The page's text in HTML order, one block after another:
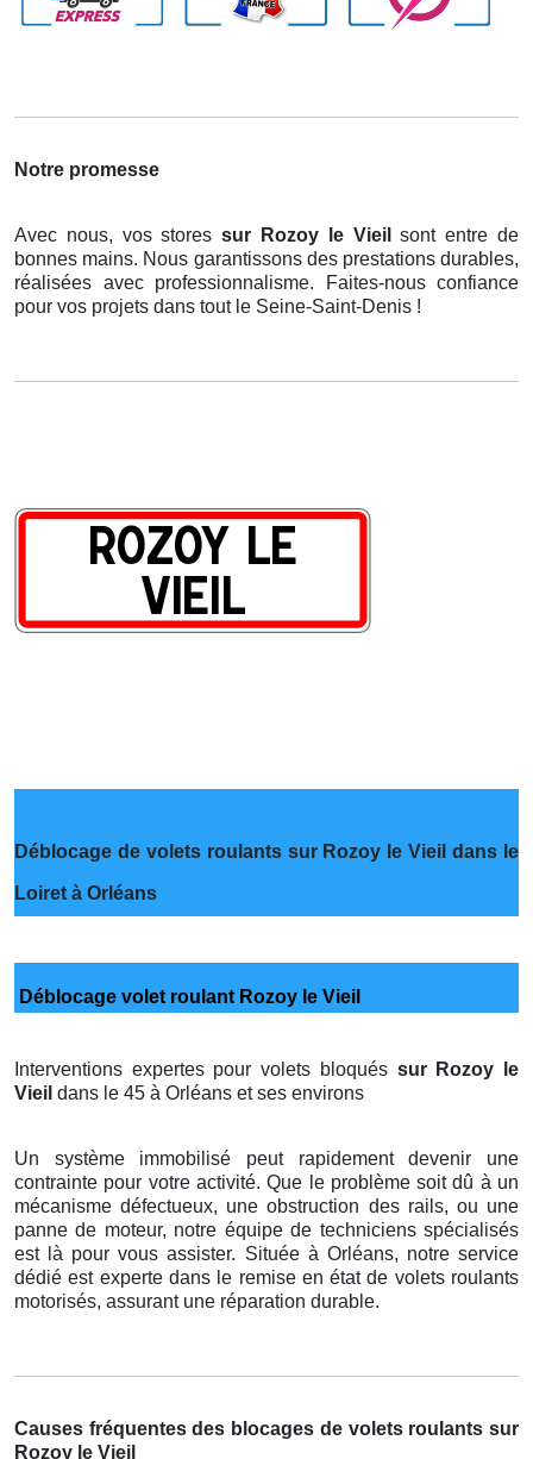
Notre promesse
Avec nous, vos storessur Rozoy le Vieilsont entre de
bonnes mains. Nous garantissons des prestations durables,
réalisées avec professionnalisme. Faites-nous confiance
pour vos projets dans tout le Seine-Saint-Denis !
Déblocage de volets roulants sur Rozoy le Vieil dans le
Loiret à Orléans
Déblocage volet roulant Rozoy le Vieil
Interventions expertes pour volets bloqués sur Rozoy le
Vieil dans le 45 à Orléans et ses environs
Un système immobilisé peut rapidement devenir une
contrainte pour votre activité. Que le problème soit dû à un
mécanisme défectueux, une obstruction des rails, ou une
panne de moteur, notre équipe de techniciens spécialisés
est là pour vous assister. Située à Orléans, notre service
dédié est experte dans le remise en état de volets roulants
motorisés, assurant une réparation durable.
Causes fréquentes des blocages de volets roulants sur
Rozoy le Vieil